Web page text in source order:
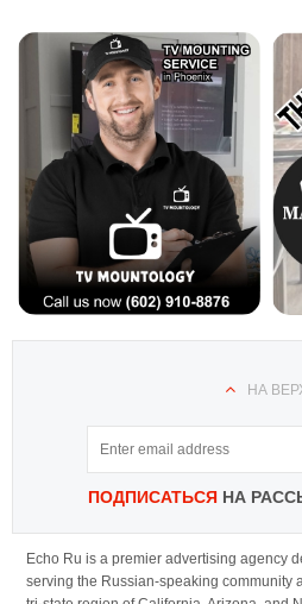
НА
ПОДПИСАТЬСЯНА
Echo Ru is a premier advertising agency
serving the Russian-speaking community